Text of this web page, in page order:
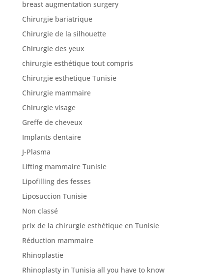
articles
/
Devis
breast augmentation surgery
Chirurgie bariatrique
Chirurgie de la silhouette
Chirurgie des yeux
chirurgie esthétique tout compris
Chirurgie esthetique Tunisie
Chirurgie mammaire
Chirurgie visage
Greffe de cheveux
Implants dentaire
J-Plasma
Lifting mammaire Tunisie
Lipofilling des fesses
Liposuccion Tunisie
Non classé
prix de la chirurgie esthétique en Tunisie
Réduction mammaire
Rhinoplastie
Rhinoplasty in Tunisia all you have to know